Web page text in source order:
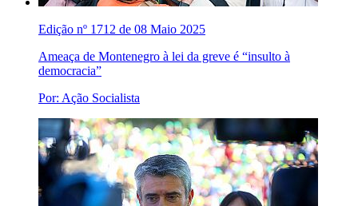
Edição nº 1712 de 08 Maio 2025
Ameaça de Montenegro à lei da greve é “insulto à
democracia”
Por: Ação Socialista